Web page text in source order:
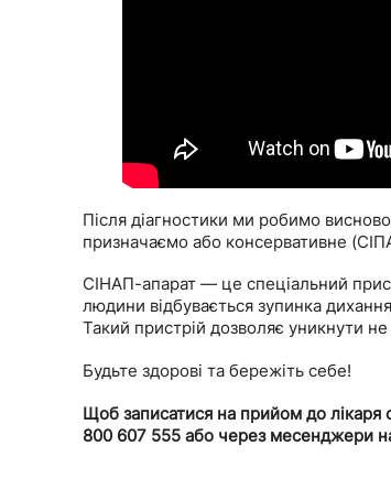
Після діагностики ми робимо
призначаємо або консервативне
СІНАП-апарат — це спеціальний
людини відбувається зупинка
Такий пристрій дозволяє уникнути
Будьте здорові та бережіть себе!
Щоб записатися на прийом до
800 607 555 або через месенджери